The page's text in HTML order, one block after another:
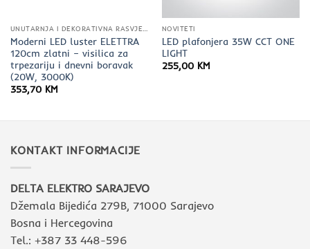
UNUTARNJA I DEKORATIVNA RASVJETA
Moderni LED luster ELETTRA
120cm zlatni – visilica za
trpezariju i dnevni boravak
(20W, 3000K)
353,70 KM
NOVITETI
LED plafonjera 35W CCT ONE
LIGHT
255,00 KM
KONTAKT INFORMACIJE
DELTA ELEKTRO SARAJEVO
Džemala Bijedića 279B, 71000 Sarajevo
Bosna i Hercegovina
Tel.: +387 33 448-596